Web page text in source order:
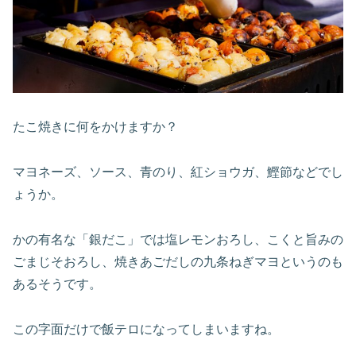
たこ焼きに何をかけますか？
マヨネーズ、ソース、青のり、紅ショウガ、鰹節などでし
ょうか。
かの有名な「銀だこ」では塩レモンおろし、こくと旨みの
ごまじそおろし、焼きあごだしの九条ねぎマヨというのも
あるそうです。
この字面だけで飯テロになってしまいますね。